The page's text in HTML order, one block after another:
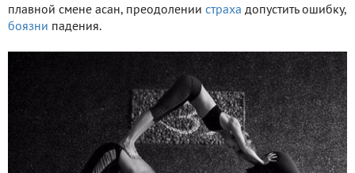
плавной смене асан, преодолении страха допустить ошибку,
боязни падения.